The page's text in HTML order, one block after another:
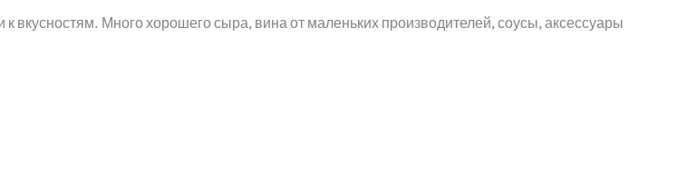
вкусностям. Много хорошего сыра, вина от маленьких производителей, соусы, аксессуары